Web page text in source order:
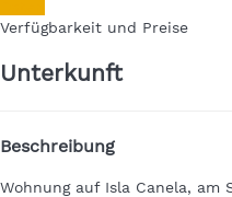
Verfügbarkeit und Preise
Unterkunft
Beschreibung
Wohnung auf Isla Canela, am